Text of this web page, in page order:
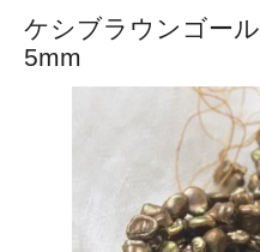
ケシブラウンゴー
5mm